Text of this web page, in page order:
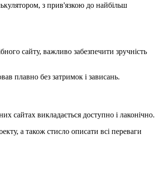
з прив'язкою до найбільш
сайту, важливо забезпечити зручність
плавно без затримок і зависань.
сайтах викладається доступно і лаконічно.
а також стисло описати всі переваги